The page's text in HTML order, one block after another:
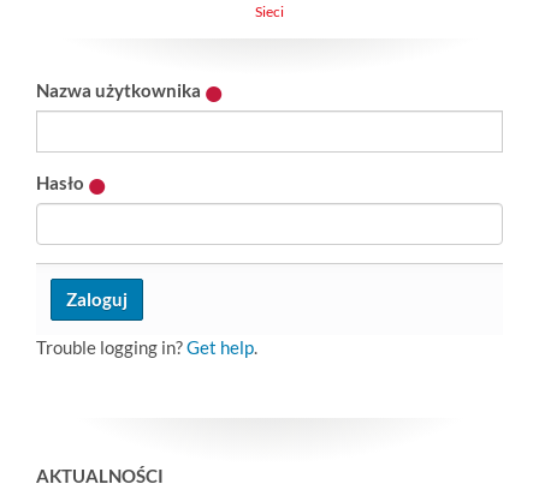
Sieci
Nazwa użytkownika
Hasło
Trouble logging in?Get help.
AKTUALNOŚCI